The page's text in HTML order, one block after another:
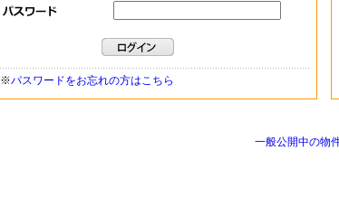
※パスワードをお忘れの方はこちら
一般公開中の物